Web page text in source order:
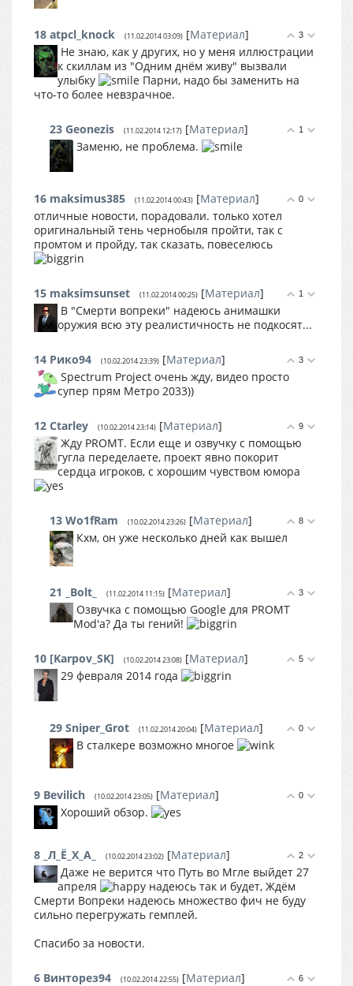
3
18 atpcl_knock (11.02.2014 03:09) [Материал]
Не знаю, как у других, но у меня иллюстрации
к скиллам из "Одним днём живу" вызвали
улыбку
Парни, надо бы заменить на
что-то более невзрачное.
1
23 Geonezis (11.02.2014 12:17) [Материал]
Заменю, не проблема.
0
16 maksimus385 (11.02.2014 00:43) [Материал]
отличные новости, порадовали. только хотел
оригинальный тень чернобыля пройти, так с
промтом и пройду, так сказать, повеселюсь
1
15 maksimsunset (11.02.2014 00:25) [Материал]
В "Смерти вопреки" надеюсь анимашки
оружия всю эту реалистичность не подкосят...
3
14 Рико94 (10.02.2014 23:39) [Материал]
Spectrum Project очень жду, видео просто
супер прям Метро 2033))
9
12 Ctarley (10.02.2014 23:14) [Материал]
Жду PROMT. Если еще и озвучку с помощью
гугла переделаете, проект явно покорит
сердца игроков, с хорошим чувством юмора
8
13 Wo1fRam (10.02.2014 23:26) [Материал]
Кхм, он уже несколько дней как вышел
3
21 _Bolt_ (11.02.2014 11:15) [Материал]
Озвучка с помощью Google для PROMT
Mod'а? Да ты гений!
5
10 [Karpov_SK] (10.02.2014 23:08) [Материал]
29 февраля 2014 года
0
29 Sniper_Grot (11.02.2014 20:04) [Материал]
В сталкере возможно многое
0
9 Bevilich (10.02.2014 23:05) [Материал]
Хороший обзор.
2
8 _Л_Ё_Х_А_ (10.02.2014 23:02) [Материал]
Даже не верится что Путь во Мгле выйдет 27
апреля
надеюсь так и будет, Ждём
Смерти Вопреки надеюсь множество фич не буду
сильно перегружать гемплей.
Спасибо за новости.
6
6 Винторез94 (10.02.2014 22:55) [Материал]